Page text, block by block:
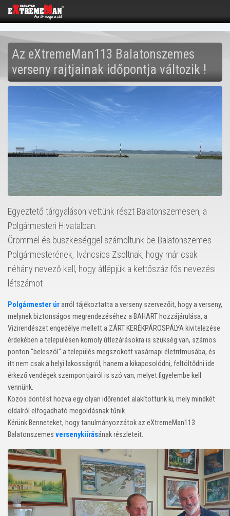
Az eXtremeMan113 Balatonszemes
verseny rajtjainak időpontja változik !
Egyeztető tárgyaláson vettünk részt Balatonszemesen, a
Polgármesteri Hivatalban.
Örömmel és büszkeséggel számoltunk be Balatonszemes
Polgármesterének, Iváncsics Zsoltnak, hogy már csak
néhány nevező kell, hogy átlépjük a kettőszáz fős nevezési
létszámot
Polgármester úrarról tájékoztatta a verseny szervezőit, hogy a verseny,
melynek biztonságos megrendezéséhez a BAHART hozzájárulása, a
Vizirendészet engedélye mellett a ZÁRT KERÉKPÁROSPÁLYA kivitelezése
érdekében a településen komoly útlezárásokra is szükség van, számos
ponton "beleszól" a település megszokott vasárnapi életritmusába, és
itt nem csak a helyi lakosságról, hanem a kikapcsolódni, feltöltődni ide
érkező vendégek szempontjairól is szó van, melyet figyelembe kell
vennünk.
Közös döntést hozva egy olyan időrendet alakítottunk ki, mely mindkét
oldalról elfogadható megoldásnak tűnik.
Kérünk Benneteket, hogy tanulmányozzátok az eXtremeMan113
Balatonszemes versenykiírásának részleteit.